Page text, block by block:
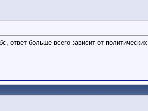
больше всего зависит от